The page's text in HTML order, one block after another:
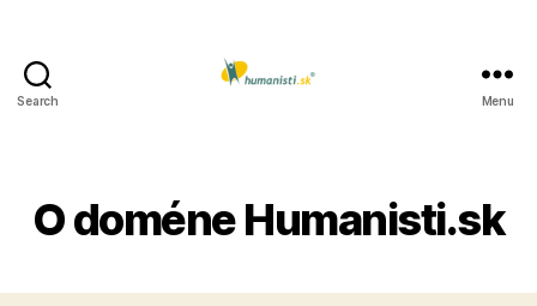
Search Menu
O doméne Humanisti.sk